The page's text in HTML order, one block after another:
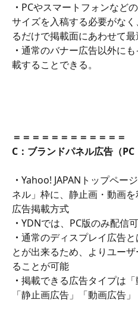
・ PCやスマートフォンなど
サイズを入稿する必要がな
るだけで掲載面にあわせて最
・ 通常のバナー広告以外に
載することできる。
＝＝＝＝＝＝＝＝＝＝＝＝
C：ブランドパネル広告（PC
・ Yahoo! JAPANトップペー
ネル」枠に、静止画・動画
広告掲載方式
・ YDNでは、PC版のみ配信
・ 通常のディスプレイ広告
とが出来るため、よりユー
ることが可能
・ 掲載できる広告タイプは「
「静止画広告」「動画広告」